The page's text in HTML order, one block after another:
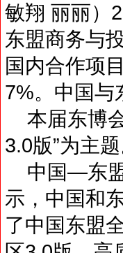
敏翔 丽丽）
东盟商务与
国内合作项
7%。中国与
本届东博
3.0版”为主题
中国—东盟
示，中国和
了中国东盟